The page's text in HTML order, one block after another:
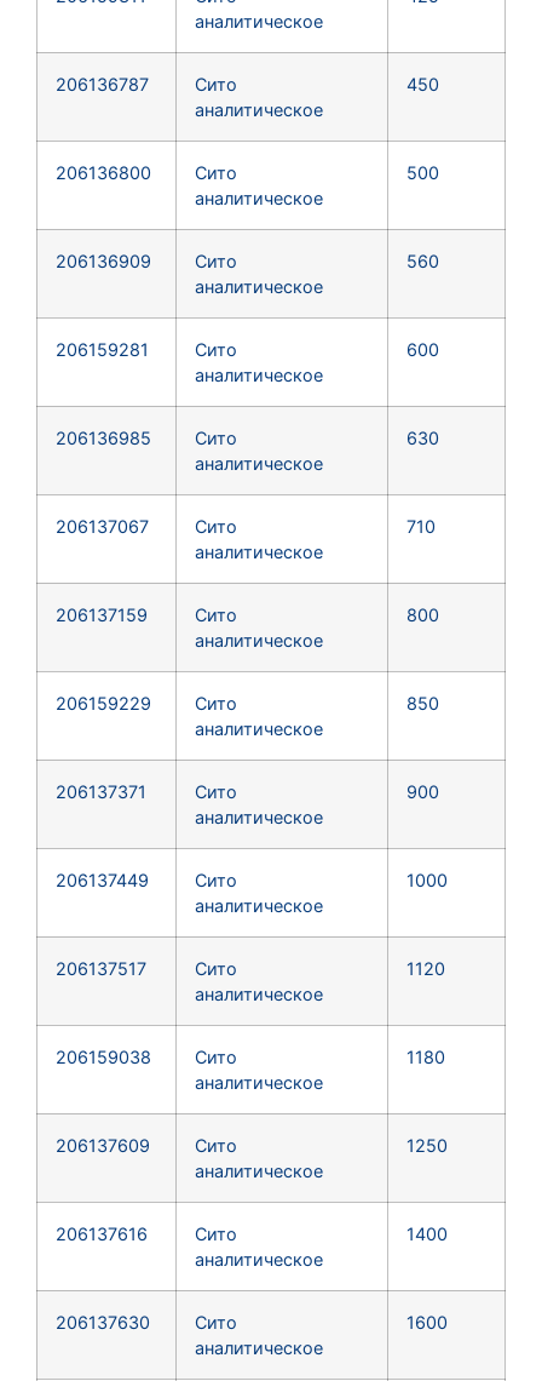
аналитическое
206136787
Сито
аналитическое
450
206136800
Сито
аналитическое
500
206136909
Сито
аналитическое
560
206159281
Сито
аналитическое
600
206136985
Сито
аналитическое
630
206137067
Сито
аналитическое
710
206137159
Сито
аналитическое
800
206159229
Сито
аналитическое
850
206137371
Сито
аналитическое
900
206137449
Сито
аналитическое
1000
206137517
Сито
аналитическое
1120
206159038
Сито
аналитическое
1180
206137609
Сито
аналитическое
1250
206137616
Сито
аналитическое
1400
206137630
Сито
аналитическое
1600